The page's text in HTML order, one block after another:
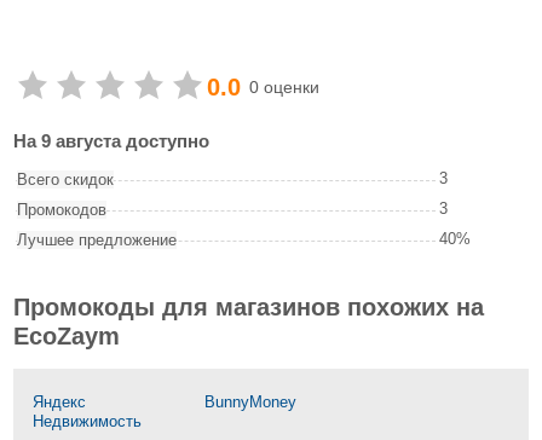
0.0 0 оценки
На 9 августа доступно
Всего скидок
3
Промокодов
3
Лучшее предложение
40%
Промокоды для магазинов похожих на
EcoZaym
Яндекс
Недвижимость
BunnyMoney